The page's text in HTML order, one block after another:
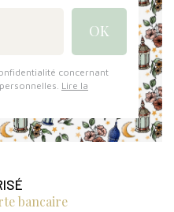
concernant
Lire la
bancaire